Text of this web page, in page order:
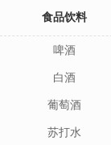
食品饮料
啤酒
白酒
葡萄酒
苏打水